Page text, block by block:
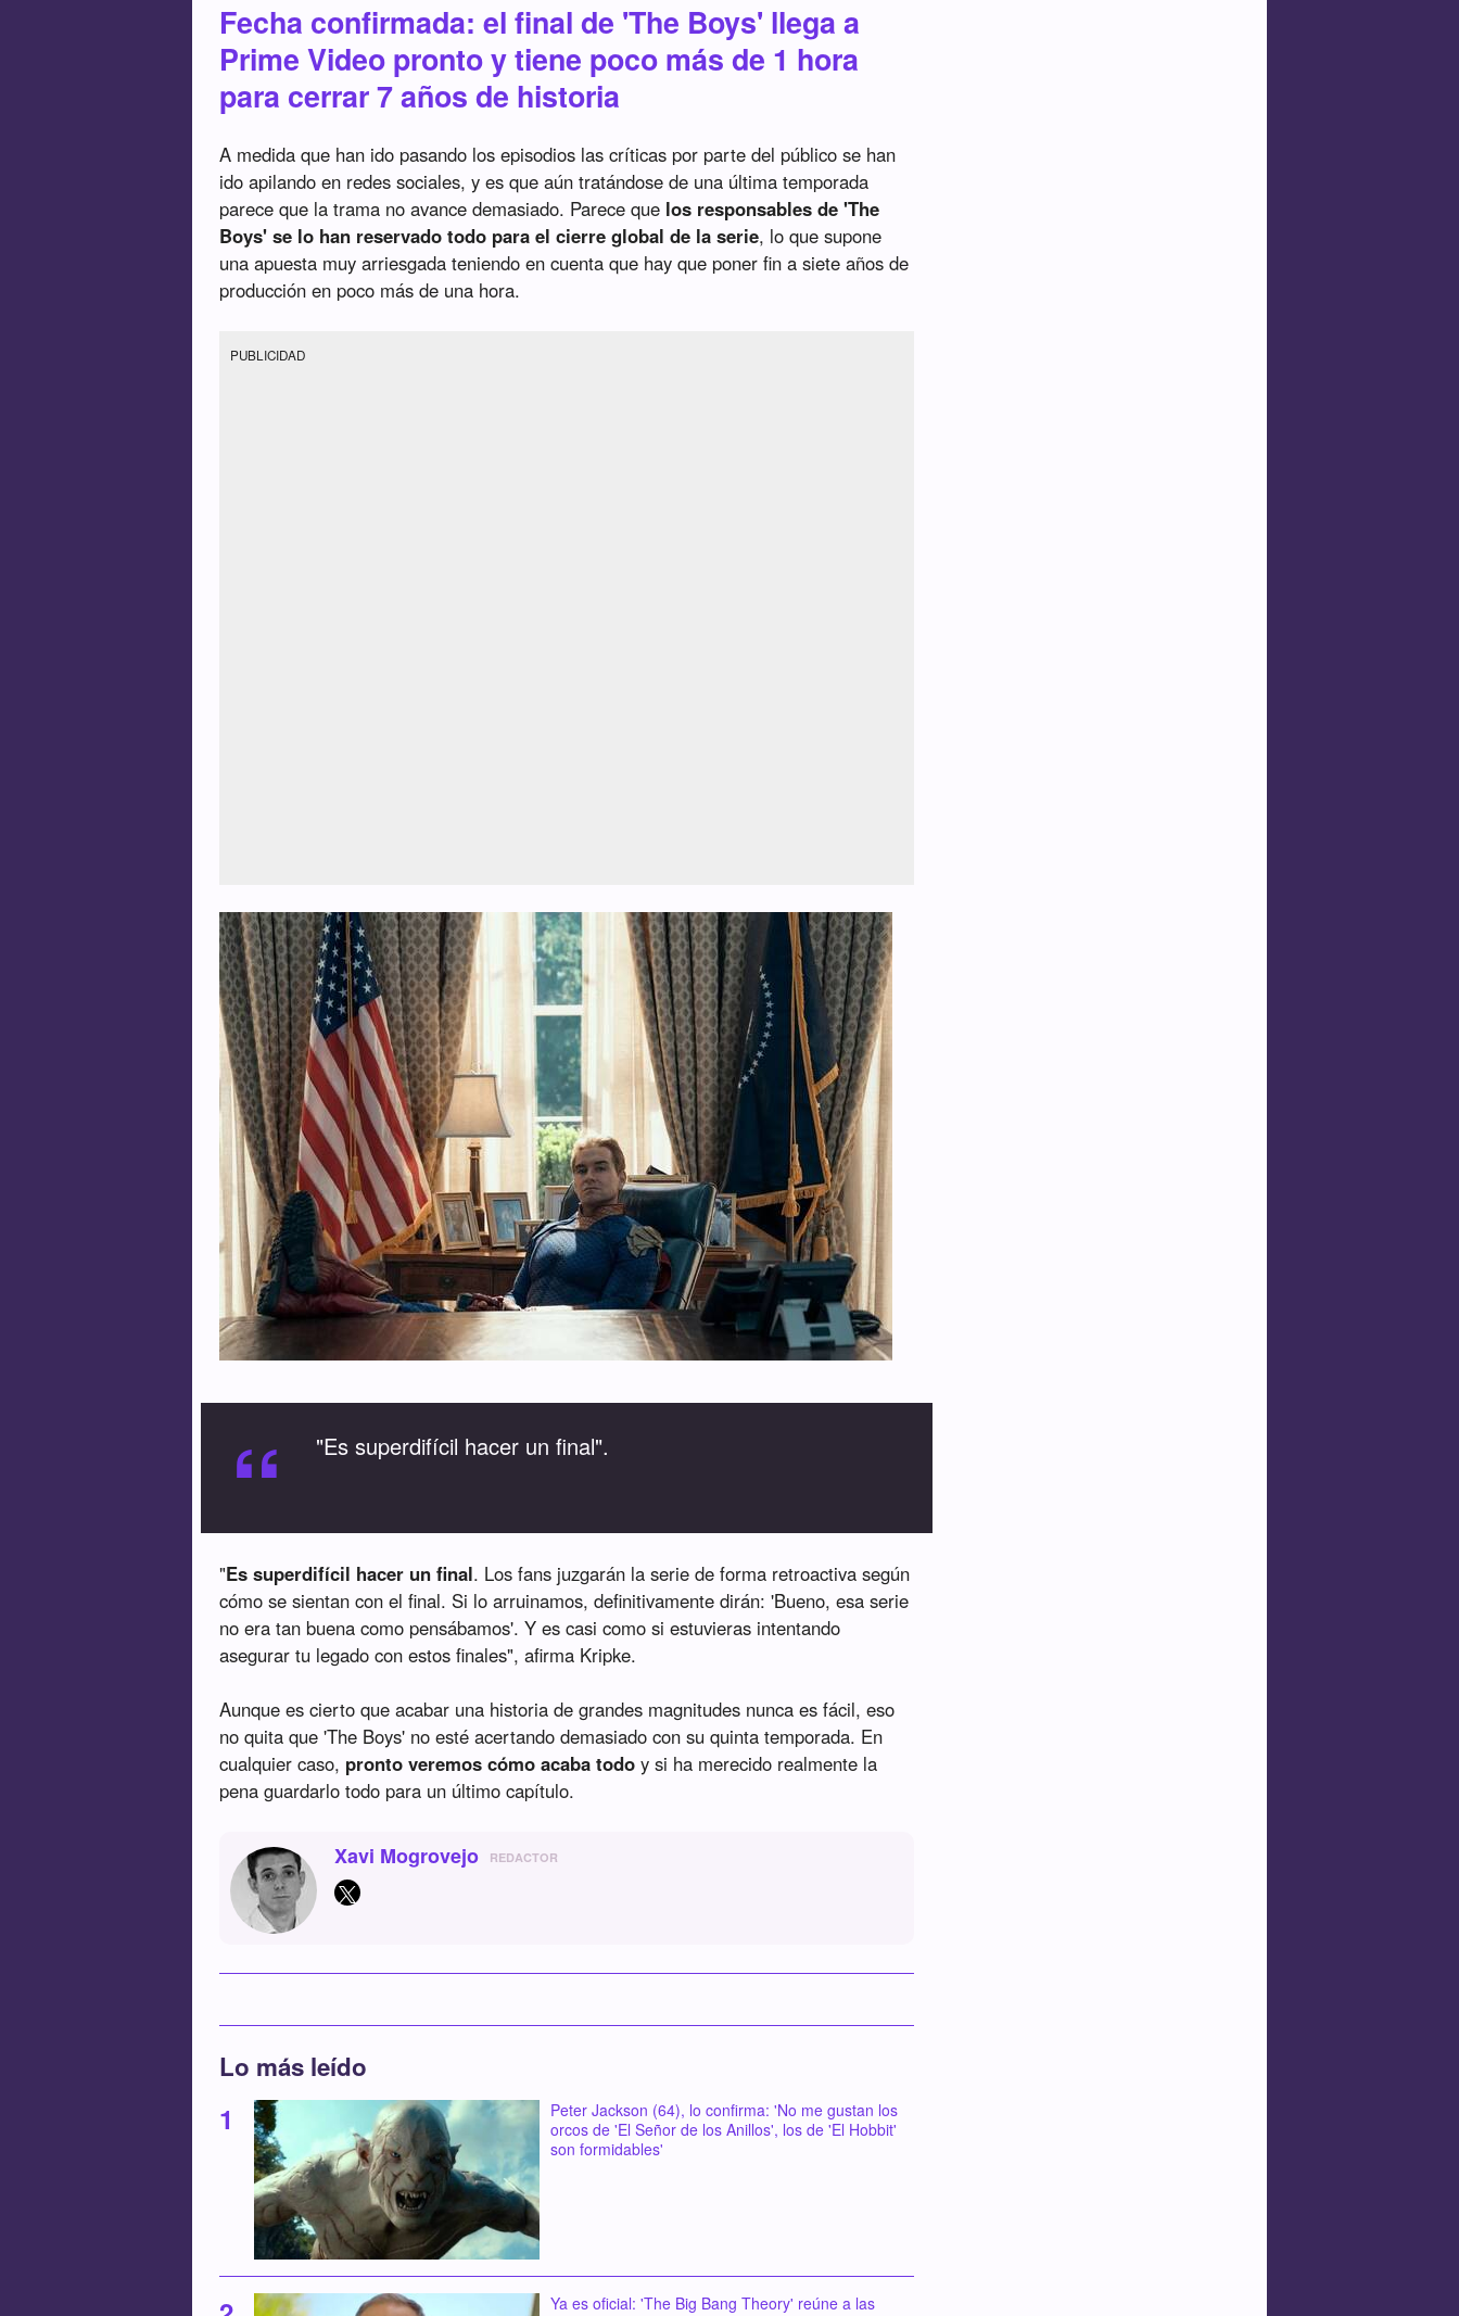
Fecha confirmada: el final de 'The Boys' llega a
Prime Video pronto y tiene poco más de 1 hora
para cerrar 7 años de historia
A medida que han ido pasando los episodios las críticas por parte del público se han
ido apilando en redes sociales, y es que aún tratándose de una última temporada
parece que la trama no avance demasiado. Parece que los responsables de 'The
Boys' se lo han reservado todo para el cierre global de la serie, lo que supone
una apuesta muy arriesgada teniendo en cuenta que hay que poner fin a siete años de
producción en poco más de una hora.
PUBLICIDAD
“ "Es superdifícil hacer un final".
"Es superdifícil hacer un final. Los fans juzgarán la serie de forma retroactiva según
cómo se sientan con el final. Si lo arruinamos, definitivamente dirán: 'Bueno, esa serie
no era tan buena como pensábamos'. Y es casi como si estuvieras intentando
asegurar tu legado con estos finales", afirma Kripke.
Aunque es cierto que acabar una historia de grandes magnitudes nunca es fácil, eso
no quita que 'The Boys' no esté acertando demasiado con su quinta temporada. En
cualquier caso, pronto veremos cómo acaba todo y si ha merecido realmente la
pena guardarlo todo para un último capítulo.
Xavi Mogrovejo REDACTOR
Lo más leído
Peter Jackson (64), lo confirma: 'No me gustan los
orcos de 'El Señor de los Anillos', los de 'El Hobbit'
son formidables'
Ya es oficial: 'The Big Bang Theory' reúne a las